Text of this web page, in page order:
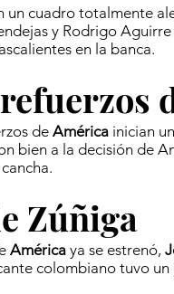
cuadro totalmente
y Rodrigo
en la banca.
de América inician
bien a la decisión de
Zúñiga
América ya se estrenó,
colombiano tuvo